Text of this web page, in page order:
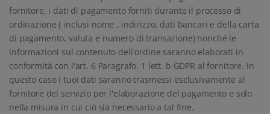
fornitore, i dati di pagamento forniti durante il processo di
ordinazione ( inclusi nome , indirizzo, dati bancari e della carta
di pagamento, valuta e numero di transazione) nonché le
informazioni sul contenuto dell'ordine saranno elaborati in
conformità con l'art. 6 Paragrafo. 1 lett. b GDPR al fornitore. In
questo caso i tuoi dati saranno trasmessi esclusivamente al
fornitore del servizio per l'elaborazione del pagamento e solo
nella misura in cui ciò sia necessario a tal fine.